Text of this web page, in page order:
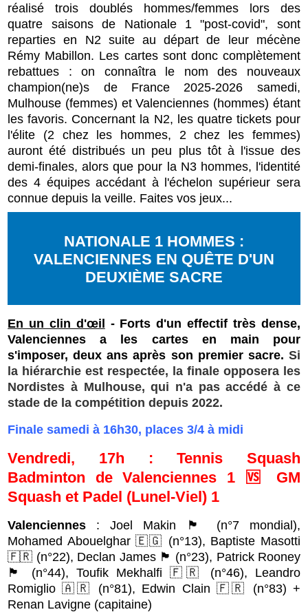
réalisé trois doublés hommes/femmes lors des
quatre saisons de Nationale 1 "post-covid", sont
reparties en N2 suite au départ de leur mécène
Rémy Mabillon. Les cartes sont donc complètement
rebattues : on connaîtra le nom des nouveaux
champion(ne)s de France 2025-2026 samedi,
Mulhouse (femmes) et Valenciennes (hommes) étant
les favoris. Concernant la N2, les quatre tickets pour
l'élite (2 chez les hommes, 2 chez les femmes)
auront été distribués un peu plus tôt à l'issue des
demi-finales, alors que pour la N3 hommes, l'identité
des 4 équipes accédant à l'échelon supérieur sera
connue depuis la veille. Faites vos jeux...
NATIONALE 1 HOMMES :
VALENCIENNES EN QUÊTE D'UN
DEUXIÈME SACRE
En un clin d'œil
- Forts d'un effectif très dense,
Valenciennes a les cartes en main pour
s'imposer, deux ans après son premier sacre. Si
la hiérarchie est respectée, la finale opposera les
Nordistes à Mulhouse, qui n'a pas accédé à ce
stade de la compétition depuis 2022.
Finale samedi à 16h30, places 3/4 à midi
Vendredi, 17h : Tennis Squash
Badminton de Valenciennes 1 🆚 GM
Squash et Padel (Lunel-Viel) 1
Valenciennes : Joel Makin 🏴󠁧󠁢󠁷󠁬󠁳󠁿 (n°7 mondial),
Mohamed Abouelghar 🇪🇬 (n°13), Baptiste Masotti
🇫🇷 (n°22), Declan James 🏴󠁧󠁢󠁥󠁮󠁧󠁿 (n°23), Patrick Rooney
🏴󠁧󠁢󠁥󠁮󠁧󠁿 (n°44), Toufik Mekhalfi 🇫🇷 (n°46), Leandro
Romiglio 🇦🇷 (n°81), Edwin Clain 🇫🇷 (n°83) +
Renan Lavigne (capitaine)